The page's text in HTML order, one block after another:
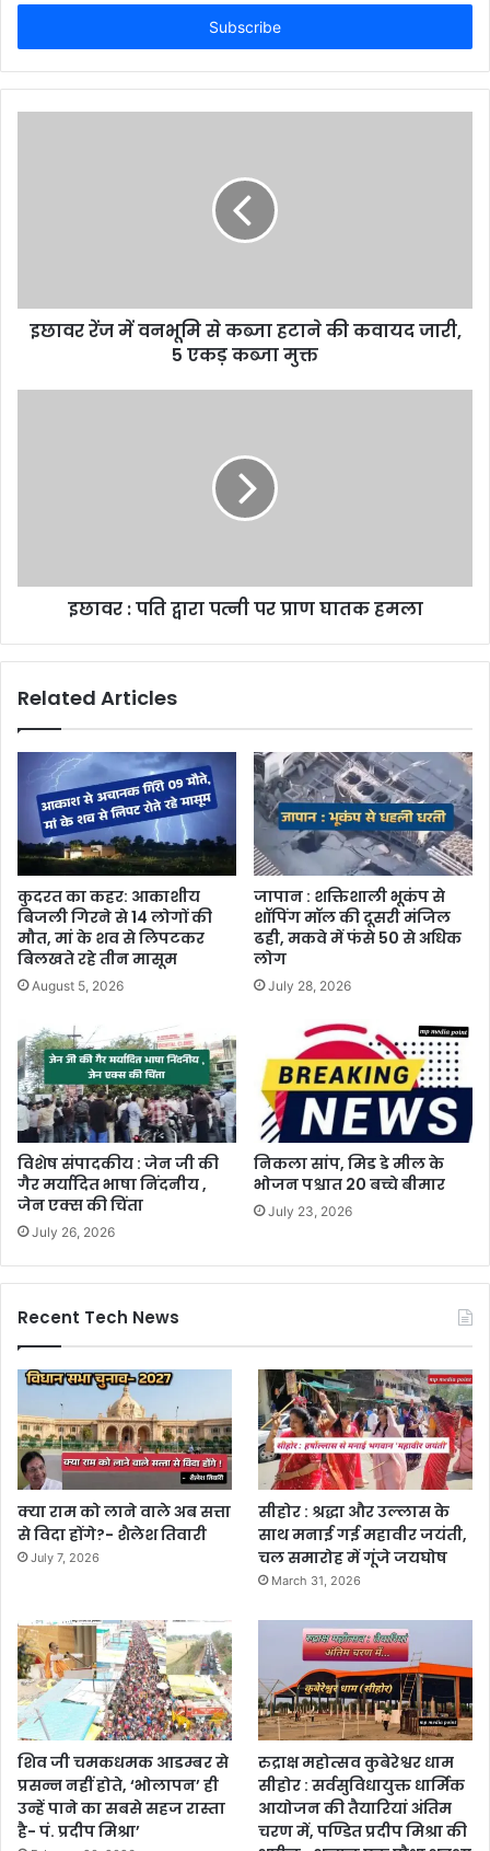
t
r
y
इछावर रेंज में वनभूमि से कब्जा हटाने की कवायद जारी,
5 एकड़ कब्जा मुक्त
इछावर : पति द्वारा पत्नी पर प्राण घातक हमला
Related Articles
कुदरत का कहर: आकाशीय
बिजली गिरने से 14 लोगों की
मौत, मां के शव से लिपटकर
बिलखते रहे तीन मासूम
August 5, 2026
जापान : शक्तिशाली भूकंप से
शॉपिंग मॉल की दूसरी मंजिल
ढही, मकवे में फंसे 50 से अधिक
लोग
July 28, 2026
विशेष संपादकीय : जेन जी की
गैर मर्यादित भाषा निंदनीय ,
जेन एक्स की चिंता
July 26, 2026
निकला सांप, मिड डे मील के
भोजन पश्चात 20 बच्चे बीमार
July 23, 2026
Recent Tech News
क्या राम को लाने वाले अब सत्ता
से विदा होंगे?- शैलेश तिवारी
July 7, 2026
सीहोर : श्रद्धा और उल्लास के
साथ मनाई गई महावीर जयंती,
चल समारोह में गूंजे जयघोष
March 31, 2026
शिव जी चमकधमक आडम्बर से
प्रसन्न नहीं होते, ‘भोलापन’ ही
उन्हें पाने का सबसे सहज रास्ता
है- पं. प्रदीप मिश्रा’
रुद्राक्ष महोत्सव कुबेरेश्वर धाम
सीहोर : सर्वसुविधायुक्त धार्मिक
आयोजन की तैयारियां अंतिम
चरण में, पण्डित प्रदीप मिश्रा की